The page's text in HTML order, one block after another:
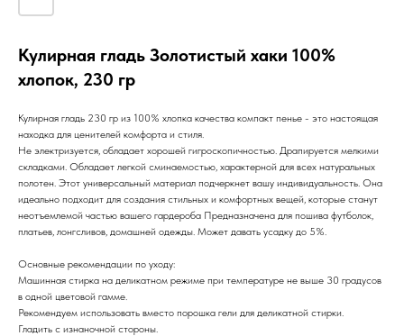
Кулирная гладь Золотистый хаки 100%
хлопок, 230 гр
Кулирная гладь 230 гр из 100% хлопка качества компакт пенье - это настоящая
находка для ценителей комфорта и стиля.
Не электризуется, обладает хорошей гигроскопичностью. Драпируется мелкими
складками. Обладает легкой сминаемостью, характерной для всех натуральных
полотен. Этот универсальный материал подчеркнет вашу индивидуальность. Она
идеально подходит для создания стильных и комфортных вещей, которые станут
неотъемлемой частью вашего гардероба Предназначена для пошива футболок,
платьев, лонгсливов, домашней одежды. Может давать усадку до 5%.
Основные рекомендации по уходу:
Машинная стирка на деликатном режиме при температуре не выше 30 градусов
в одной цветовой гамме.
Рекомендуем использовать вместо порошка гели для деликатной стирки.
Гладить с изнаночной стороны.